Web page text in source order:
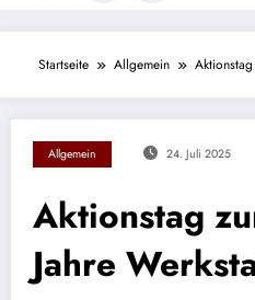
Startseite Allgemein
Allgemein 24. Juli 2025
Aktionstag
Jahre